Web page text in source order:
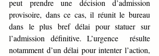
peut prendre une décision d’admission
provisoire, dans ce cas, il réunit le bureau
dans le plus bref délai pour statuer sur
l’admission définitive. L’urgence  résulte
notamment d’un délai pour intenter l’action,